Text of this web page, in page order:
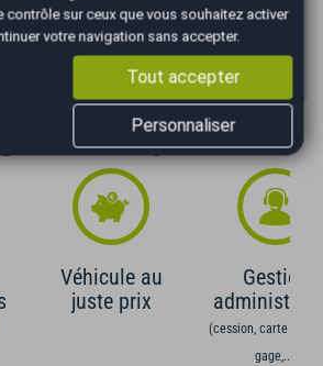
avant de vous engager. Informations
et non contractuelles. Afin de respecter les
L331.-4 du code de la consommation.
Voir conditions en agence.
AutoEasy
Véhicule au
juste prix
Gestion
(cession, carte grise,
gage,...)
contrôle sur ceux que vous souhaitez activer
votre navigation sans accepter.
Tout accepter
Personnaliser